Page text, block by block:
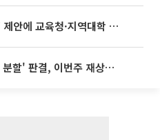
청·지역대학 서·논술형 입시 연계 '착수'
최태원·노소영 '9440억 분할' 판결, 이번주 재상고 여부 주목